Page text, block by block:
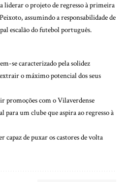
liderar o projeto de regresso à primeira
, assumindo a responsabilidade de
escalão do futebol português.
se caracterizado pela solidez
o máximo potencial dos seus
promoções com o Vilaverdense
um clube que aspira ao regresso à
capaz de puxar os castores de volta